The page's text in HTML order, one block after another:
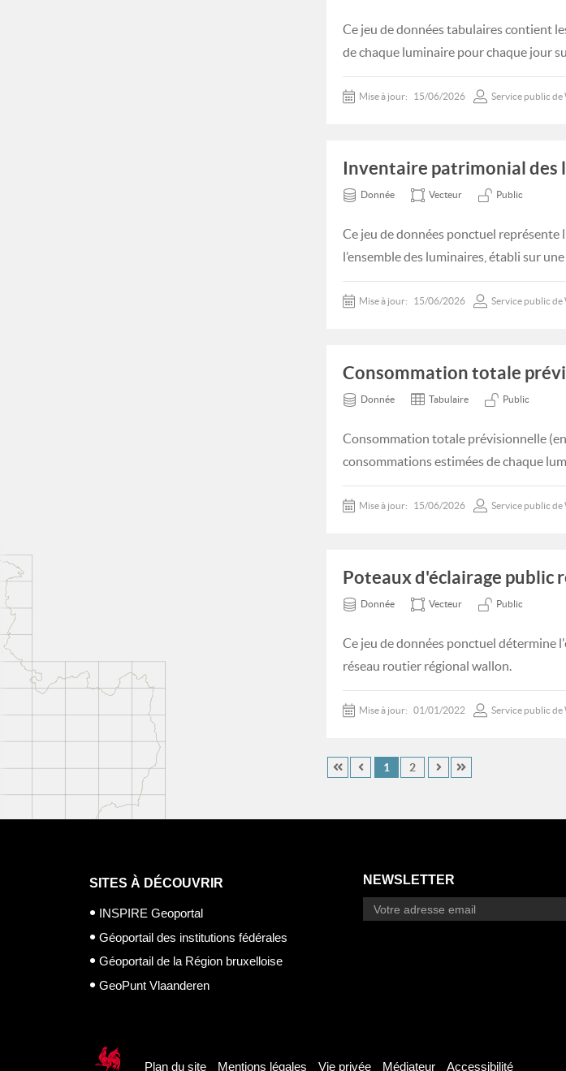
Ce jeu de données tabulaires contient
de chaque luminaire pour chaque jour
Mise à jour: 15/06/2026 Service public de
Inventaire patrimonial des
Donnée Vecteur Public
Ce jeu de données ponctuel
l’ensemble des luminaires, établi sur
Mise à jour: 15/06/2026 Service public de
Consommation totale
Donnée Tabulaire Public
Consommation totale prévisionnelle
consommations estimées de chaque
Mise à jour: 15/06/2026 Service public de
Poteaux d'éclairage public
Donnée Vecteur Public
Ce jeu de données ponctuel détermine
réseau routier régional wallon.
Mise à jour: 01/01/2022 Service public de
1 2
SITES À DÉCOUVRIR
INSPIRE Geoportal
Géoportail des institutions fédérales
Géoportail de la Région bruxelloise
GeoPunt Vlaanderen
NEWSLETTER
Plan du site Mentions légales Vie privée Médiateur Accessibilité